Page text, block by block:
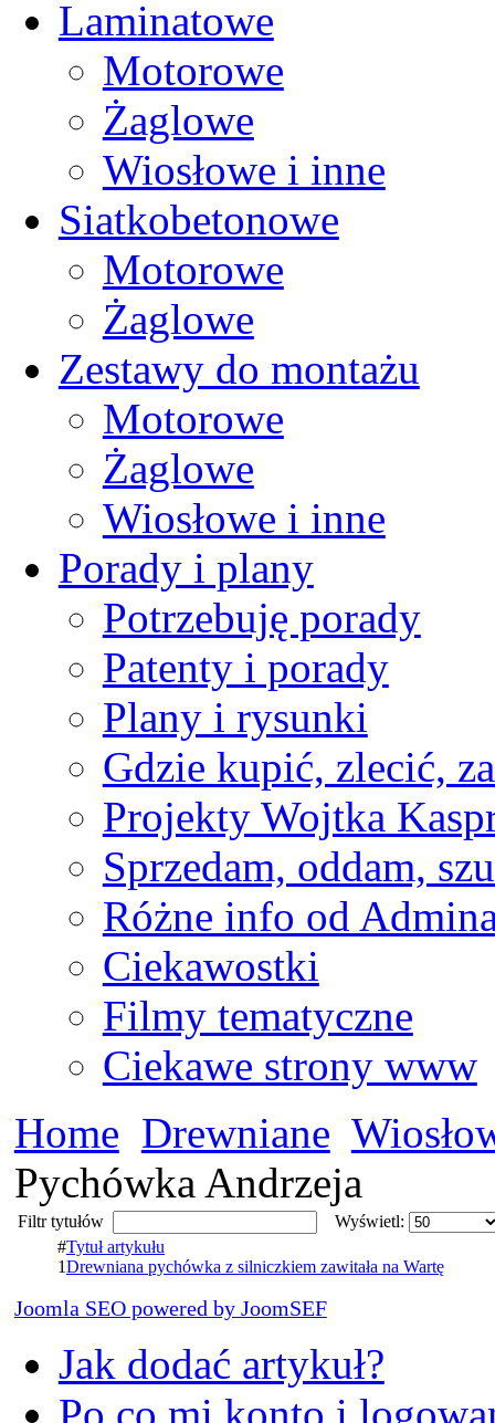
Laminatowe
Motorowe
Żaglowe
Wiosłowe i inne
Siatkobetonowe
Motorowe
Żaglowe
Zestawy do montażu
Motorowe
Żaglowe
Wiosłowe i inne
Porady i plany
Potrzebuję porady
Patenty i porady
Plany i rysunki
Gdzie kupić, zlecić,
Projekty Wojtka
Sprzedam, oddam,
Różne info od
Ciekawostki
Filmy tematyczne
Ciekawe strony www
Home Drewniane
Pychówka Andrzeja
Filtr tytułów
Wyświetl:
#Tytuł artykułu
1Drewniana pychówka z silniczkiem zawitała na Wartę
Joomla SEO powered by JoomSEF
Jak dodać artykuł?
Po co mi konto i